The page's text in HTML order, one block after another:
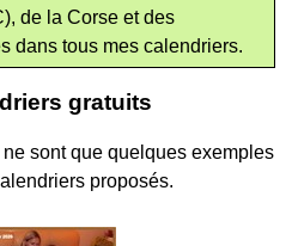
de la Corse et des
dans tous mes calendriers.
gratuits
sont que quelques exemples
proposés.